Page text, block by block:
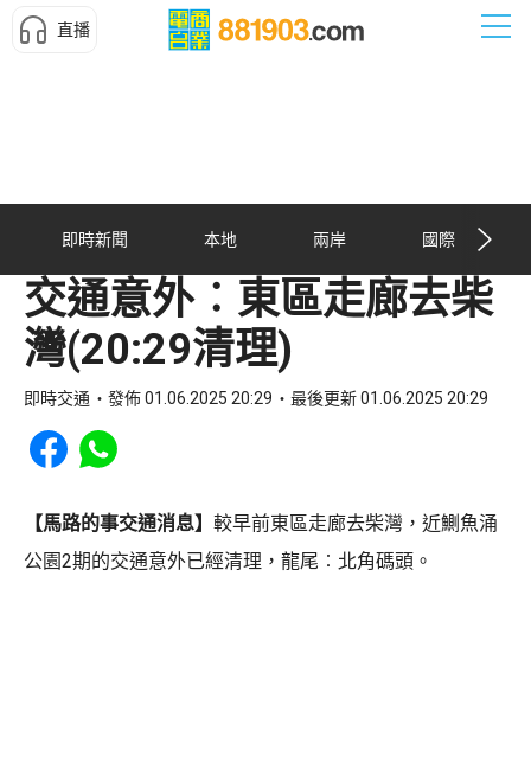
直播
即時新聞 本地 兩岸 國際
交通意外︰東區走廊去柴
灣(20:29清理)
即時交通 發佈 01.06.2025 20:29 最後更新 01.06.2025 20:29
Share to Facebook
Share to WhatsApp
【馬路的事交通消息】 較早前東區走廊去柴灣，近鰂魚涌
公園2期的交通意外已經清理，龍尾︰北角碼頭。